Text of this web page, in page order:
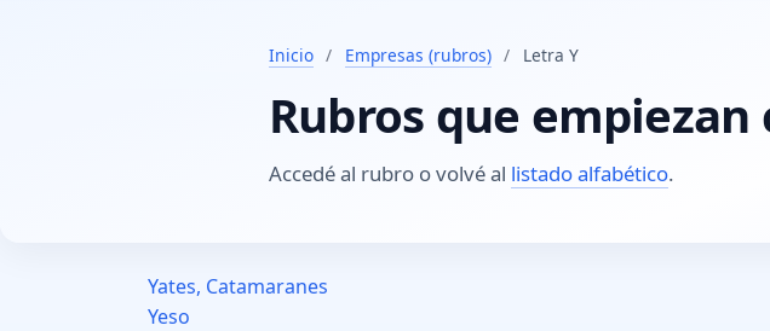
Inicio / Empresas (rubros) / Letra Y
Rubros que empiezan
Accedé al rubro o volvé al listado alfabético.
Yates, Catamaranes
Yeso